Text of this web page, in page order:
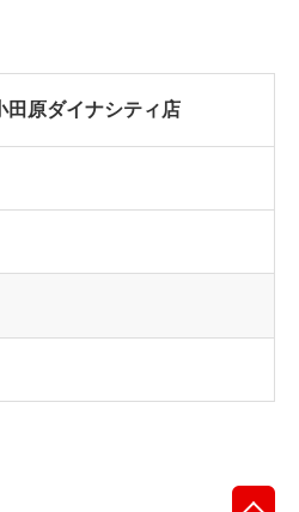
田原ダイナシティ店